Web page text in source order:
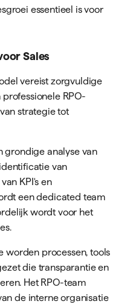
essentieel is voor
Sales
vereist zorgvuldige
RPO-
strategie tot
grondige analyse van
van
KPI's en
een dedicated team
wordt voor het
worden processen, tools
die transparantie en
Het RPO-team
de interne organisatie